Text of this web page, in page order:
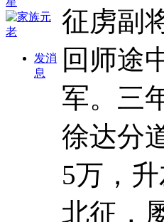
发消
息
征虏副
回师途
军。三
徐达分
5万，
北征，